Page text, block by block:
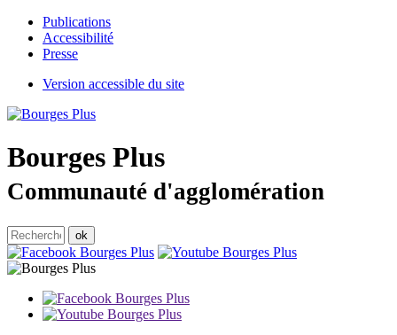
Publications
Accessibilité
Presse
Version accessible du site
Bourges Plus
Communauté d'agglomération